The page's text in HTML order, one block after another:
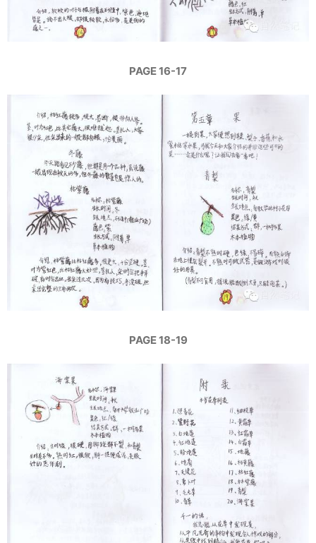
PAGE 16-17
PAGE 18-19